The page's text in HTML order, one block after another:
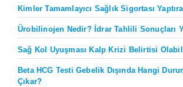
Kimler Tamamlayıcı Sağlık Sigortası
Ürobilinojen Nedir? İdrar Tahlili Sonuçları
Sağ Kol Uyuşması Kalp Krizi Belirtisi
Beta HCG Testi Gebelik Dışında Hangi
Çıkar?